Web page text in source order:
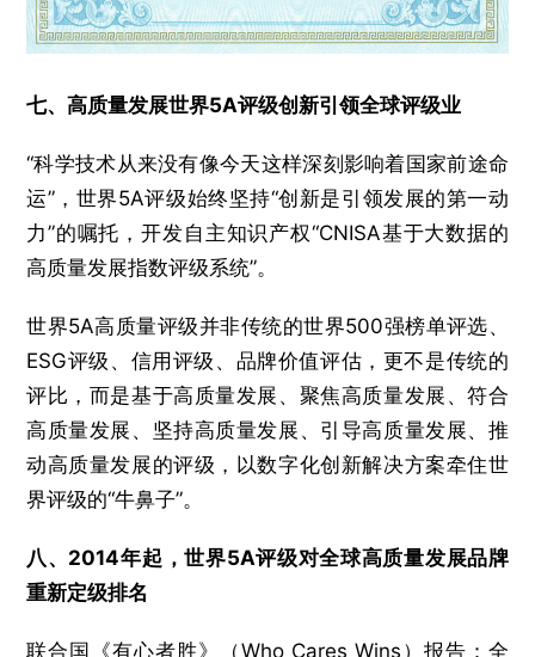
七、高质量发展世界5A评级创新引领全球评级业
“科学技术从来没有像今天这样深刻影响着国家前途命
运”，世界5A评级始终坚持“创新是引领发展的第一动
力”的嘱托，开发自主知识产权“CNISA基于大数据的
高质量发展指数评级系统”。
世界5A高质量评级并非传统的世界500强榜单评选、
ESG评级、信用评级、品牌价值评估，更不是传统的
评比，而是基于高质量发展、聚焦高质量发展、符合
高质量发展、坚持高质量发展、引导高质量发展、推
动高质量发展的评级，以数字化创新解决方案牵住世
界评级的“牛鼻子”。
八、2014年起，世界5A评级对全球高质量发展品牌
重新定级排名
联合国《有心者胜》（Who Cares Wins）报告：全